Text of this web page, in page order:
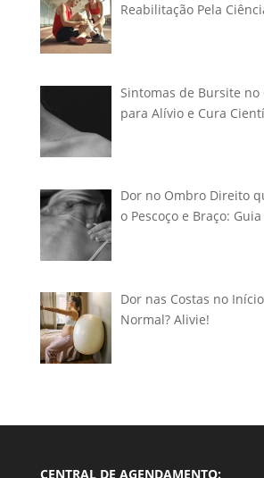
Reabilitação Pela
Sintomas de Bursite no
para Alívio e Cura
Dor no Ombro Direito
o Pescoço e Braço: Guia
Dor nas Costas no
Normal? Alivie!
CENTRAL DE AGENDAMENTO: